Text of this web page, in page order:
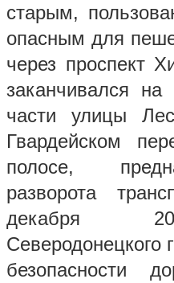
старым,
опасным для
через проспект
заканчивался на
части улицы
Гвардейском
полосе,
разворота
декабря
Северодонецкого
безопасности